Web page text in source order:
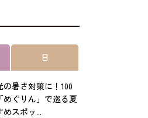
日
の暑さ対策に！100
めぐりん」で巡る夏
めスポッ...